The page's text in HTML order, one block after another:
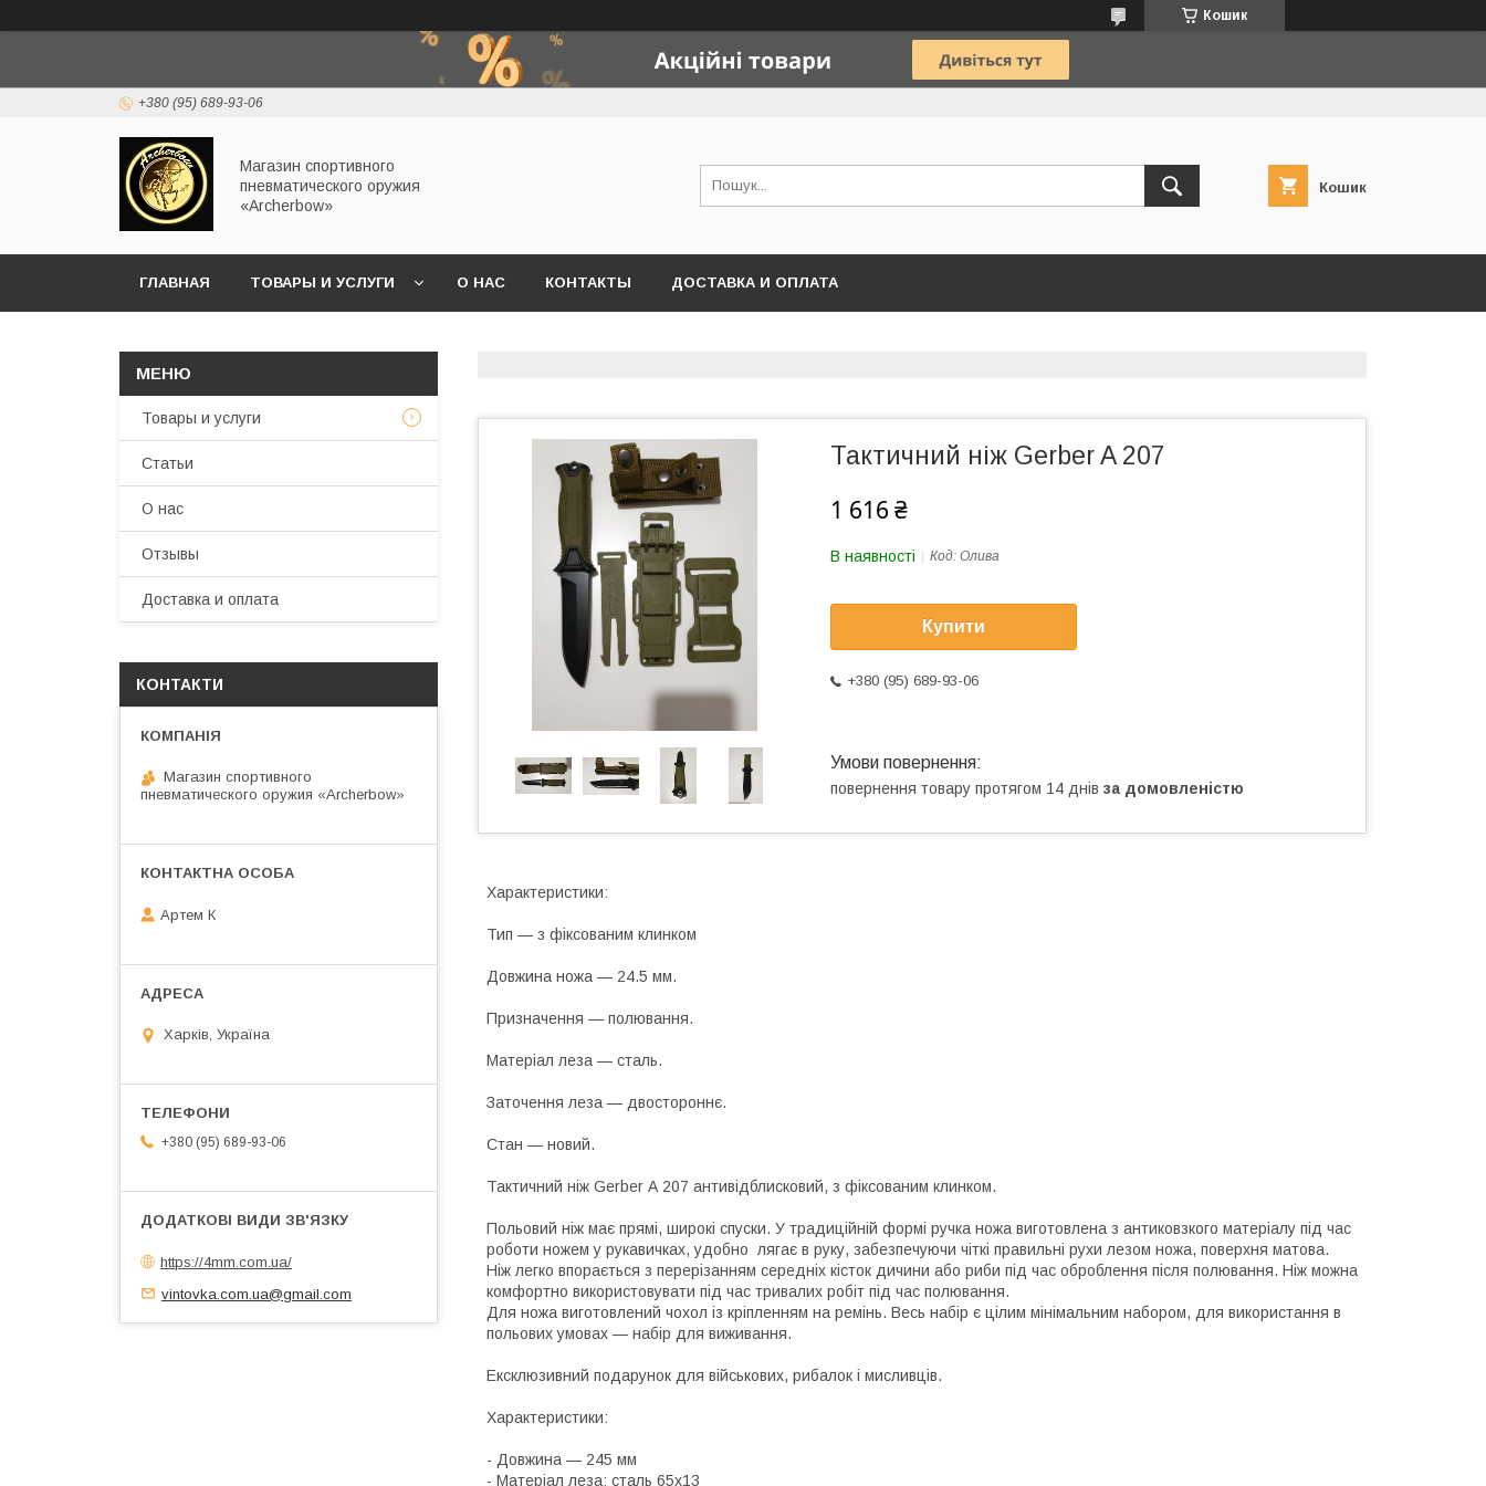
Кошик
+380 (95) 689-93-06
Магазин спортивного
пневматического оружия
«Archerbow»
Кошик
ГЛАВНАЯ ТОВАРЫ И УСЛУГИ О НАС КОНТАКТЫ ДОСТАВКА И ОПЛАТА
Тактичний ніж Gerber A 207
1 616 ₴
В наявності Код: Олива
Купити
+380 (95) 689-93-06
повернення товару протягом 14 днів за домовленістю
Характеристики:
Тип — з фіксованим клинком
Довжина ножа — 24.5 мм.
Призначення — полювання.
Матеріал леза — сталь.
Заточення леза — двостороннє.
Стан — новий.
Тактичний ніж Gerber А 207 антивідблисковий, з фіксованим клинком.
Польовий ніж має прямі, широкі спуски. У традиційній формі ручка ножа виготовлена з антиковзкого матеріалу під час
роботи ножем у рукавичках, удобно лягає в руку, забезпечуючи чіткі правильні рухи лезом ножа, поверхня матова.
Ніж легко впорається з перерізанням середніх кісток дичини або риби під час оброблення після полювання. Ніж можна
комфортно використовувати під час тривалих робіт під час полювання.
Для ножа виготовлений чохол із кріпленням на ремінь. Весь набір є цілим мінімальним набором, для використання в
польових умовах — набір для виживання.
Ексклюзивний подарунок для військових, рибалок і мисливців.
Характеристики:
- Довжина — 245 мм
- Матеріал леза: сталь 65х13
Товары и услуги
Статьи
О нас
Отзывы
Доставка и оплата
КОНТАКТИ
Магазин спортивного
пневматического оружия «Archerbow»
Артем К
Харків, Україна
+380 (95) 689-93-06
https://4mm.com.ua/
vintovka.com.ua@gmail.com